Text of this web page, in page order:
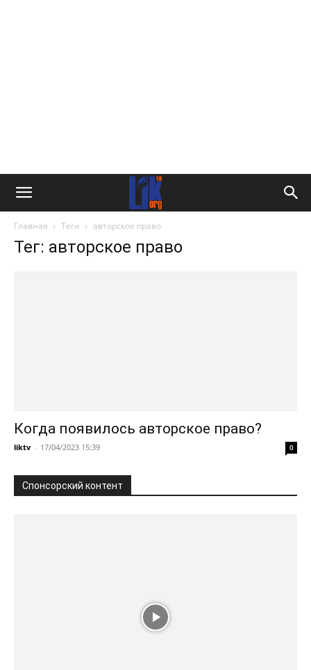
Главная Теги авторское право
Тег: авторское право
Когда появилось авторское право?
liktv - 17/04/2023 15:39 0
Спонсорский контент